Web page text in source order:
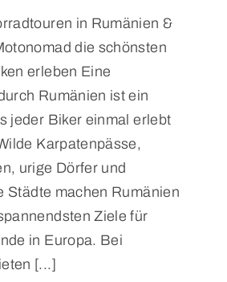
in Rumänien &
die schönsten
erleben Eine
Rumänien ist ein
jeder Biker einmal erlebt
Karpatenpässe,
urige Dörfer und
Städte machen Rumänien
Ziele für
in Europa. Bei
[...]